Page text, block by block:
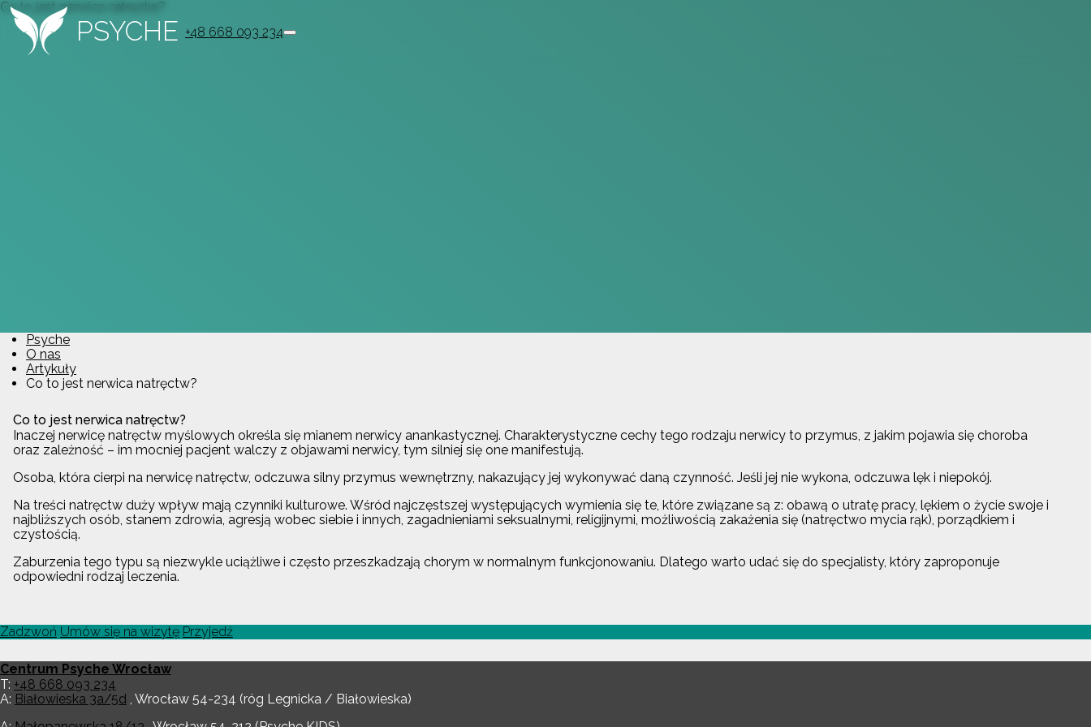
PSYCHE +48 668 093 234
Co to jest nerwica natręctw?
Psyche
O nas
Artykuły
Co to jest nerwica natręctw?
Co to jest nerwica natręctw?
Inaczej nerwicę natręctw myślowych określa się mianem nerwicy anankastycznej. Charakterystyczne cechy tego rodzaju nerwicy to przymus, z jakim pojawia się choroba
oraz zależność – im mocniej pacjent walczy z objawami nerwicy, tym silniej się one manifestują.
Osoba, która cierpi na nerwicę natręctw, odczuwa silny przymus wewnętrzny, nakazujący jej wykonywać daną czynność. Jeśli jej nie wykona, odczuwa lęk i niepokój.
Na treści natręctw duży wpływ mają czynniki kulturowe. Wśród najczęstszej występujących wymienia się te, które związane są z: obawą o utratę pracy, lękiem o życie swoje i
najbliższych osób, stanem zdrowia, agresją wobec siebie i innych, zagadnieniami seksualnymi, religijnymi, możliwością zakażenia się (natręctwo mycia rąk), porządkiem i
czystością.
Zaburzenia tego typu są niezwykle uciążliwe i często przeszkadzają chorym w normalnym funkcjonowaniu. Dlatego warto udać się do specjalisty, który zaproponuje
odpowiedni rodzaj leczenia.
Zadzwoń Umów się na wizytę Przyjedź
Centrum Psyche Wrocław
T: +48 668 093 234
A: Białowieska 3a/5d , Wrocław 54-234 (róg Legnicka / Białowieska)